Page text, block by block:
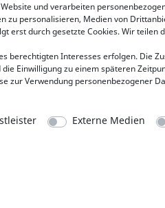
und verarbeiten
zu personalisieren, Medien von
erst durch gesetzte Cookies. Wir teilen
berechtigten Interesses erfolgen. Die
Einwilligung zu einem späteren
zur Verwendung personenbezogener
Externe Medien